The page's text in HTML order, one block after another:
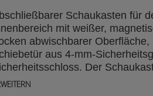
Schaukasten für
mit weißer,
abwischbarer Oberfläche,
aus 4-mm-
Der
einem modernen